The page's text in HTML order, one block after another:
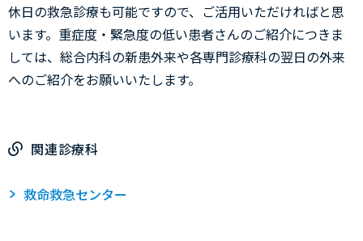
休日の救急診療も可能ですので、ご活用いただければと思
います。重症度・緊急度の低い患者さんのご紹介につきま
しては、総合内科の新患外来や各専門診療科の翌日の外来
へのご紹介をお願いいたします。
関連診療科
救命救急センター